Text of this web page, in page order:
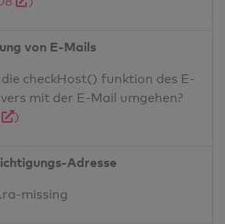
von E-Mails
checkHost() funktion des E-
mit der E-Mail umgehen?
)
Adresse
missing